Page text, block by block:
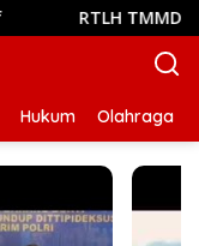
RTLH TMMD
Hukum Olahraga